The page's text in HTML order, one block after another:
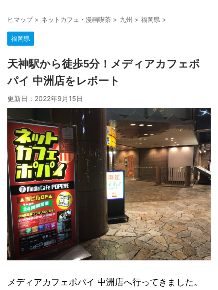
ヒマップ> ネットカフェ・漫画喫茶 > 九州 > 福岡県 >
福岡県
天神駅から徒歩5分！メディアカフェポ
パイ 中洲店をレポート
更新日： 2022年9月15日
メディアカフェポパイ 中洲店へ行ってきました。